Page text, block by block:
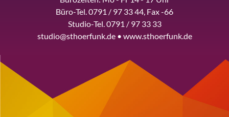
Büro-Tel. 0791 / 97 33 44, Fax -66
Studio-Tel. 0791 / 97 33 33
studio@sthoerfunk.de • www.sthoerfunk.de